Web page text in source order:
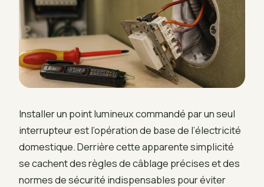
Installer un point lumineux commandé par un seul
interrupteur est l’opération de base de l’électricité
domestique. Derrière cette apparente simplicité
se cachent des règles de câblage précises et des
normes de sécurité indispensables pour éviter